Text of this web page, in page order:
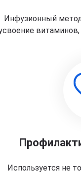
Инфузионный
Используется не